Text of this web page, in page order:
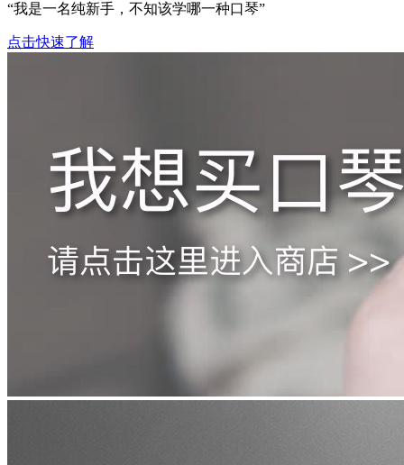
“我是一名纯新手，不知该学哪一种口琴”
点击快速了解